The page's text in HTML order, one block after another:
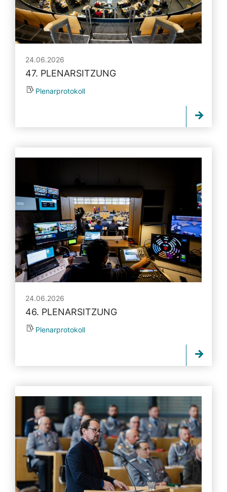
24.06.2026
47. PLENARSITZUNG
Plenarprotokoll
24.06.2026
46. PLENARSITZUNG
Plenarprotokoll